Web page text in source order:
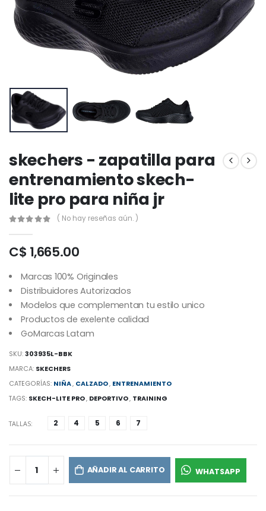
skechers - zapatilla para
entrenamiento skech-
lite pro para niña jr
( No hay reseñas aún. )
C$ 1,665.00
Marcas 100% Originales
Distribuidores Autorizados
Modelos que complementan tu estilo unico
Productos de exelente calidad
GoMarcas Latam
SKU:303935L-BBK
MARCA: SKECHERS
CATEGORÍAS: NIÑA, CALZADO, ENTRENAMIENTO
TAGS: SKECH-LITE PRO, DEPORTIVO, TRAINING
TALLAS: 2 4 5 6 7
AÑADIR AL CARRITO WHATSAPP